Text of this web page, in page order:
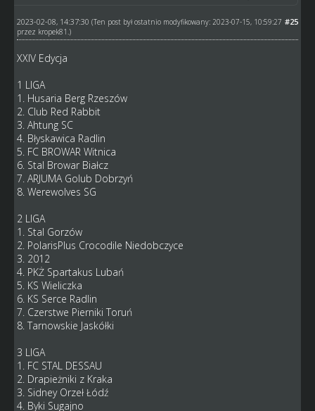
#25
2023-02-08, 14:37:30 (Ten post był ostatnio modyfikowany: 2023-07-15, 10:59:27
przez kropek81 .)
XXIV Edycja
1 LIGA
1. Husaria Berg Rzeszów
2. Club Red Rabbit
3. Ahtung SC
4. Błyskawica Radlin
5. FC BROWAR Witnica
6. Stal Browar Białcz
7. ARJUMA Golub Dobrzyń
8. Werewolves SG
2 LIGA
1. Stal Gorzów
2. PolarisPlus Crocodile Niedobczyce
3. 2012
4. PKŻ Spartakus Lubań
5. KS Wieliczka
6. KS Serce Radlin
7. Czerstwe Pierniki Toruń
8. Tarnowskie Jaskółki
3 LIGA
1. FC STAL DESSAU
2. Drapieżniki z Kraka
3. Sidney Orzeł Łódź
4. Byki Sugajno